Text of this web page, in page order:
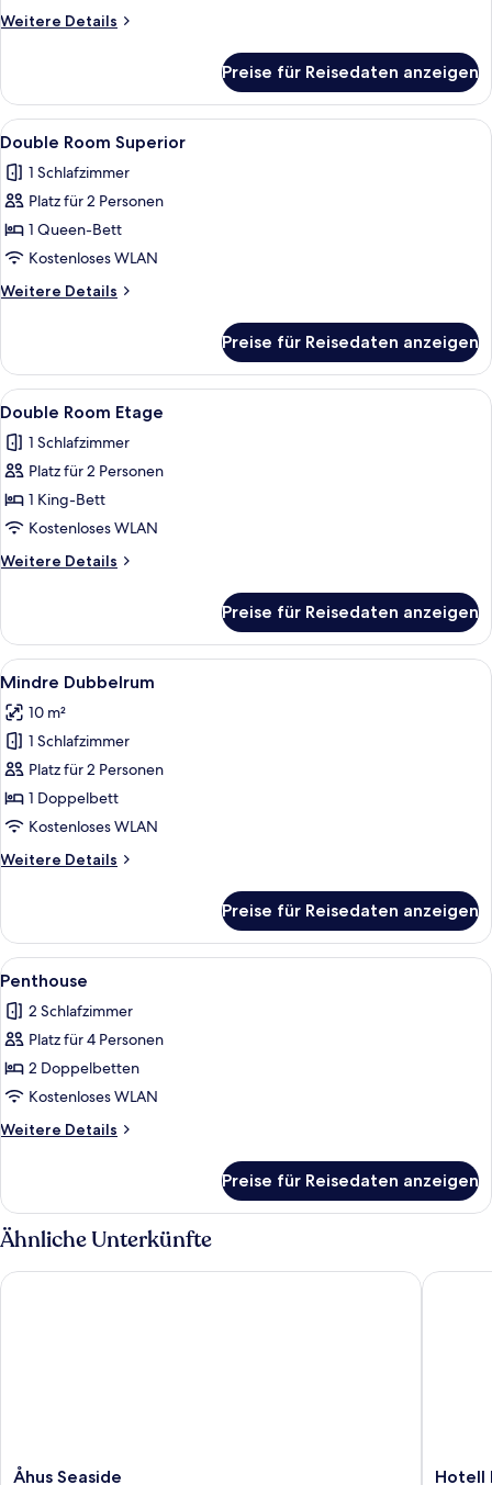
Weitere Details
Weitere
Room
Preise für Reisedaten anzeigen
Alle
Fotos
für
Double
Room
Superior
anzeigen
Ein Hotelzimmer mit einem großen
14
Double Room Superior
1 Schlafzimmer
Platz für 2 Personen
1 Queen-Bett
Kostenloses WLAN
Weitere Details
Weitere
Room
Superior
Preise für Reisedaten anzeigen
Alle
Fotos
für
Double
Room
Etage
anzeigen
Ein Zimmer mit einem Bett, einem
4
Double Room Etage
1 Schlafzimmer
Platz für 2 Personen
1 King-Bett
Kostenloses WLAN
Weitere Details
Weitere
Room
Etage
Preise für Reisedaten anzeigen
Alle
Fotos
für
Mindre
Dubbelrum
anzeigen
Mindre Dubbelrum |
4
Mindre Dubbelrum
10 m²
1 Schlafzimmer
Platz für 2 Personen
1 Doppelbett
Kostenloses WLAN
Weitere Details
Weitere
Dubbelrum
Preise für Reisedaten anzeigen
Alle
Fotos
für
Penthouse
anzeigen
Ein modernes Interieur mit
6
Penthouse
2 Schlafzimmer
Platz für 4 Personen
2 Doppelbetten
Kostenloses WLAN
Weitere Details
Weitere
Preise für Reisedaten anzeigen
Ähnliche Unterkünfte
Åhus
Åhus Seaside
Åhus Seaside
Hotell
Hotell
Hotell